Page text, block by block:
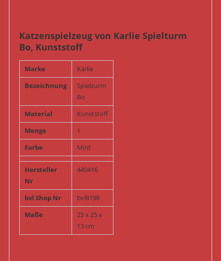
Katzenspielzeug von Karlie Spielturm
Bo, Kunststoff
Marke
Karlie
Bezeichnung
Spielzurm
Bo
Material
Kunststoff
Menge
1
Farbe
Mint
Hersteller
Nr
440416
bvl Shop Nr
bvl8198
Maße
25 x 25 x
13 cm